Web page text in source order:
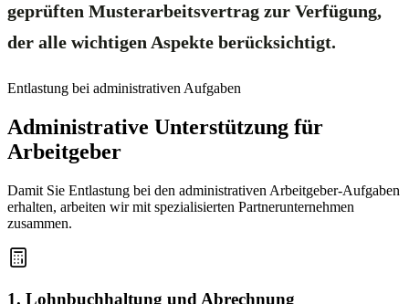
geprüften Musterarbeitsvertrag zur Verfügung,
der alle wichtigen Aspekte berücksichtigt.
Entlastung bei administrativen Aufgaben
Administrative Unterstützung für
Arbeitgeber
Damit Sie Entlastung bei den administrativen Arbeitgeber-Aufgaben
erhalten, arbeiten wir mit spezialisierten Partnerunternehmen
zusammen.
1. Lohnbuchhaltung und Abrechnung